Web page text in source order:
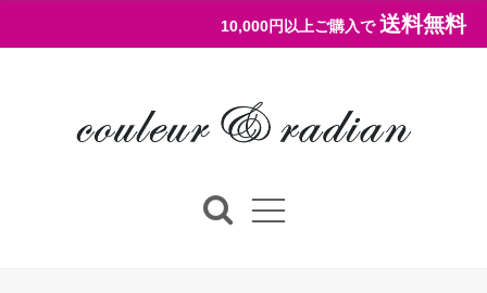
10,000円以上ご購入で 送料無料